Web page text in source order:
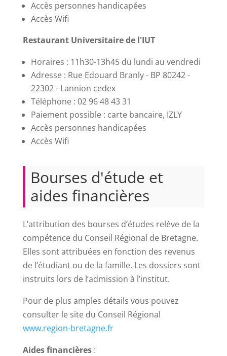
Accès personnes handicapées
Accès Wifi
Restaurant Universitaire de l'IUT
Horaires : 11h30-13h45 du lundi au vendredi
Adresse : Rue Edouard Branly - BP 80242 -
22302 - Lannion cedex
Téléphone : 02 96 48 43 31
Paiement possible : carte bancaire, IZLY
Accès personnes handicapées
Accès Wifi
Bourses d'étude et
aides financières
L’attribution des bourses d’études relève de la
compétence du Conseil Régional de Bretagne.
Elles sont attribuées en fonction des revenus
de l’étudiant ou de la famille. Les dossiers sont
instruits lors de l’admission à l’institut.
Pour de plus amples détails vous pouvez
consulter le site du Conseil Régional
www.region-bretagne.fr
Aides financières: